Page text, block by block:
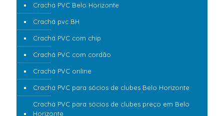
Crachá PVC Belo Horizonte
Crachá pvc BH
Crachá PVC com chip
Crachá PVC com cordão
Crachá PVC online
Crachá PVC para sócios de clubes Belo Horizonte
Crachá PVC para sócios de clubes preço em Belo
Horizonte